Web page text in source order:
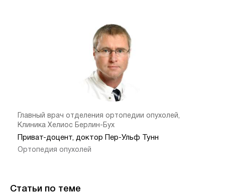
Главный врач отделения ортопедии опухолей,
Клиника Хелиос Берлин-Бух
Приват-доцент, доктор Пер-Ульф Тунн
Ортопедия опухолей
Статьи по теме